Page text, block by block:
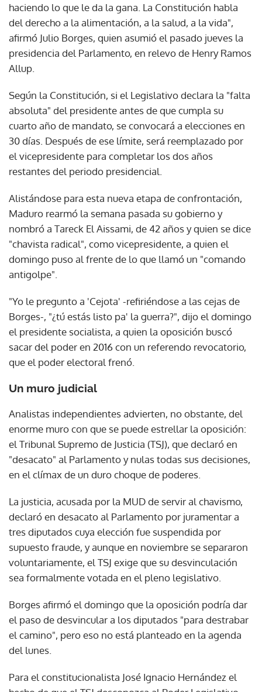
haciendo lo que le da la gana. La Constitución habla
del derecho a la alimentación, a la salud, a la vida",
afirmó Julio Borges, quien asumió el pasado jueves la
presidencia del Parlamento, en relevo de Henry Ramos
Allup.
Según la Constitución, si el Legislativo declara la "falta
absoluta" del presidente antes de que cumpla su
cuarto año de mandato, se convocará a elecciones en
30 días. Después de ese límite, será reemplazado por
el vicepresidente para completar los dos años
restantes del periodo presidencial.
Alistándose para esta nueva etapa de confrontación,
Maduro rearmó la semana pasada su gobierno y
nombró a Tareck El Aissami, de 42 años y quien se dice
"chavista radical", como vicepresidente, a quien el
domingo puso al frente de lo que llamó un "comando
antigolpe".
"Yo le pregunto a 'Cejota' -refiriéndose a las cejas de
Borges-, "¿tú estás listo pa' la guerra?", dijo el domingo
el presidente socialista, a quien la oposición buscó
sacar del poder en 2016 con un referendo revocatorio,
que el poder electoral frenó.
Un muro judicial
Analistas independientes advierten, no obstante, del
enorme muro con que se puede estrellar la oposición:
el Tribunal Supremo de Justicia (TSJ), que declaró en
"desacato" al Parlamento y nulas todas sus decisiones,
en el clímax de un duro choque de poderes.
La justicia, acusada por la MUD de servir al chavismo,
declaró en desacato al Parlamento por juramentar a
tres diputados cuya elección fue suspendida por
supuesto fraude, y aunque en noviembre se separaron
voluntariamente, el TSJ exige que su desvinculación
sea formalmente votada en el pleno legislativo.
Borges afirmó el domingo que la oposición podría dar
el paso de desvincular a los diputados "para destrabar
el camino", pero eso no está planteado en la agenda
del lunes.
Para el constitucionalista José Ignacio Hernández el